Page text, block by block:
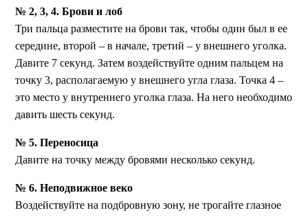
№ 2, 3, 4. Брови и лоб
Три пальца разместите на брови так, чтобы один был в ее
середине, второй – в начале, третий – у внешнего уголка.
Давите 7 секунд. Затем воздействуйте одним пальцем на
точку 3, располагаемую у внешнего угла глаза. Точка 4 –
это место у внутреннего уголка глаза. На него необходимо
давить шесть секунд.
№ 5. Переносица
Давите на точку между бровями несколько секунд.
№ 6. Неподвижное веко
Воздействуйте на подбровную зону, не трогайте глазное